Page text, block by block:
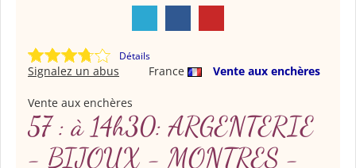
Détails
France Vente aux enchères
Signalez un abus
Vente aux enchères
57 : à 14h30: ARGENTERIE
- BIJOUX - MONTRES -